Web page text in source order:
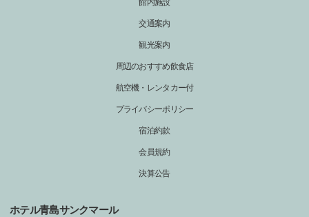
館内施設
交通案内
観光案内
周辺のおすすめ飲食店
航空機・レンタカー付
プライバシーポリシー
宿泊約款
会員規約
決算公告
ホテル青島サンクマール